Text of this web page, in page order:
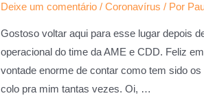
Deixe um comentário /Coronavírus / Por
Gostoso voltar aqui para esse lugar depois
operacional do time da AME e CDD. Feliz
vontade enorme de contar como tem sido
colo pra mim tantas vezes. Oi, …